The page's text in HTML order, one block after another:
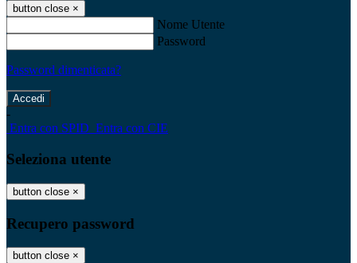
button close ×
Nome Utente
Password
Password dimenticata?
-
Entra con SPID Entra con CIE
Seleziona utente
button close ×
Recupero password
button close ×